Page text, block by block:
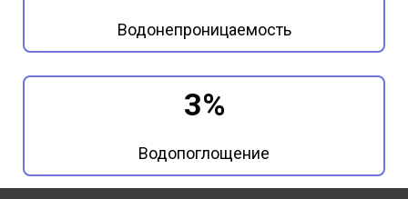
Водонепроницаемость
3%
Водопоглощение